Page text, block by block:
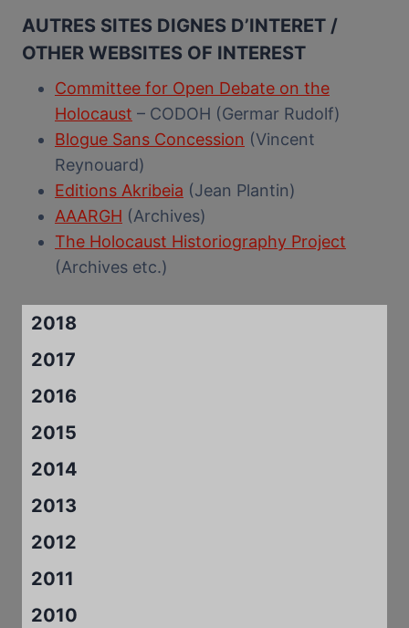
AUTRES SITES DIGNES D’INTERET /
OTHER WEBSITES OF INTEREST
Committee for Open Debate on the
Holocaust – CODOH (Germar Rudolf)
Blogue Sans Concession (Vincent
Reynouard)
Editions Akribeia (Jean Plantin)
AAARGH (Archives)
The Holocaust Historiography Project
(Archives etc.)
2018
2017
2016
2015
2014
2013
2012
2011
2010